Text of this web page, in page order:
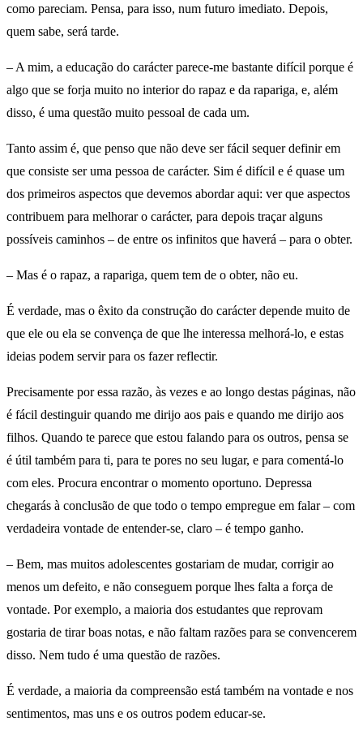
como pareciam. Pensa, para isso, num futuro imediato. Depois,
quem sabe, será tarde.
– A mim, a educação do carácter parece-me bastante difícil porque é
algo que se forja muito no interior do rapaz e da rapariga, e, além
disso, é uma questão muito pessoal de cada um.
Tanto assim é, que penso que não deve ser fácil sequer definir em
que consiste ser uma pessoa de carácter. Sim é difícil e é quase um
dos primeiros aspectos que devemos abordar aqui: ver que aspectos
contribuem para melhorar o carácter, para depois traçar alguns
possíveis caminhos – de entre os infinitos que haverá – para o obter.
– Mas é o rapaz, a rapariga, quem tem de o obter, não eu.
É verdade, mas o êxito da construção do carácter depende muito de
que ele ou ela se convença de que lhe interessa melhorá-lo, e estas
ideias podem servir para os fazer reflectir.
Precisamente por essa razão, às vezes e ao longo destas páginas, não
é fácil destinguir quando me dirijo aos pais e quando me dirijo aos
filhos. Quando te parece que estou falando para os outros, pensa se
é útil também para ti, para te pores no seu lugar, e para comentá-lo
com eles. Procura encontrar o momento oportuno. Depressa
chegarás à conclusão de que todo o tempo empregue em falar – com
verdadeira vontade de entender-se, claro – é tempo ganho.
– Bem, mas muitos adolescentes gostariam de mudar, corrigir ao
menos um defeito, e não conseguem porque lhes falta a força de
vontade. Por exemplo, a maioria dos estudantes que reprovam
gostaria de tirar boas notas, e não faltam razões para se convencerem
disso. Nem tudo é uma questão de razões.
É verdade, a maioria da compreensão está também na vontade e nos
sentimentos, mas uns e os outros podem educar-se.